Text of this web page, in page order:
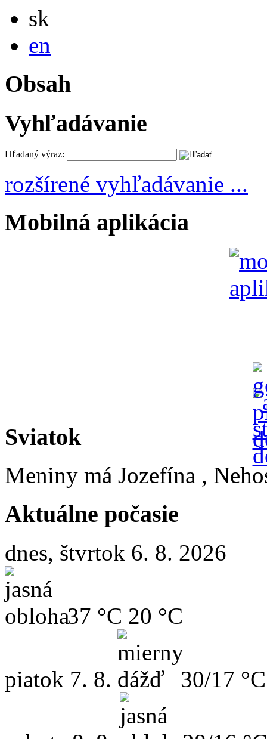
sk
en
Obsah
Vyhľadávanie
Hľadaný výraz:
rozšírené vyhľadávanie ...
Mobilná aplikácia
Sviatok
Meniny má Jozefína ,
Aktuálne počasie
dnes, štvrtok 6. 8. 2026
37 °C 20 °C
piatok 7. 8. 30/17 °C